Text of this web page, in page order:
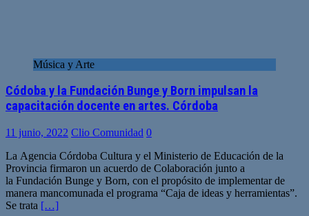
Música y Arte
Códoba y la Fundación Bunge y Born impulsan la
capacitación docente en artes. Córdoba
11 junio, 2022 Clio Comunidad 0
La Agencia Córdoba Cultura y el Ministerio de Educación de la
Provincia firmaron un acuerdo de Colaboración junto a
la Fundación Bunge y Born, con el propósito de implementar de
manera mancomunada el programa “Caja de ideas y herramientas”.
Se trata […]